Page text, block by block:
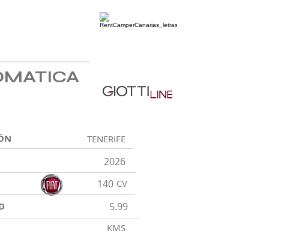
TENERIFE
2026
140 CV
5.99
KMS